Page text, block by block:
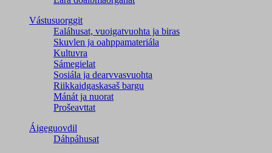
Vástusuorggit
Ealáhusat, vuoigatvuohta ja biras
Skuvlen ja oahppamateriála
Kultuvra
Sámegielat
Sosiála ja dearvvasvuohta
Riikkaidgaskasaš bargu
Mánát ja nuorat
Prošeavttat
Áigeguovdil
Dáhpáhusat